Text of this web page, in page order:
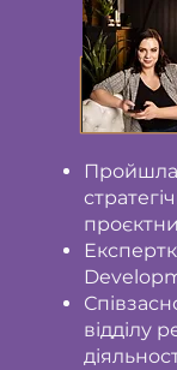
Пройшла
відділу